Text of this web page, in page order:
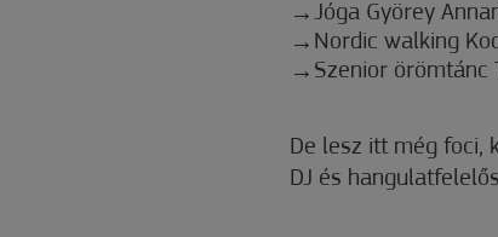
Jóga Györey
Nordic walking
Szenior örömtánc
De lesz itt még foci,
DJ és